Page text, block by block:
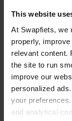
This website
At Swapfiets, we
properly,
relevant content.
the site to run
improve our
personalized
your
and analytical
Har du brug for
for at finde ud
nærmeste butik